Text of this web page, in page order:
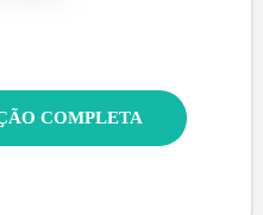
MOSTRAR SOLUÇÃO COMPLETA